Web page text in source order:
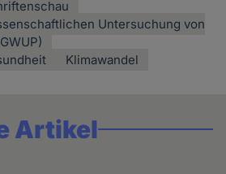
Untersuchung von
Klimawandel
Artikel